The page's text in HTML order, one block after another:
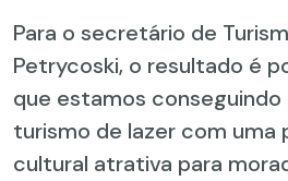
Para o secretário de
Petrycoski, o resultado é
que estamos conseguindo
turismo de lazer com uma
cultural atrativa para